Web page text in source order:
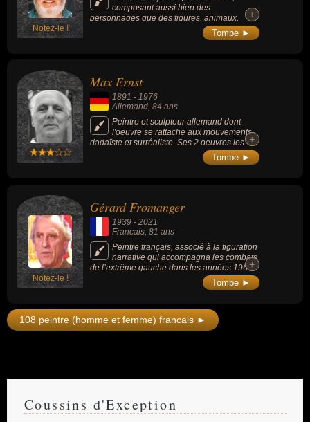
Notez-le !
composant aussi bien des
personnages que des figures, animaux,
nus... et dont les tableaux les plus connues
sont « Tête de Clown » (1950), « Femme au
+
+
Tombe ►
Max Ernst
1891 - 1976
Allemand, 84 ans
Peintre et sculpteur allemand dont
l'oeuvre se rattache aux mouvements
dadaïste et surréaliste. Ses 2 oeuvres les +
connues sont « Le Rossignol chinois »
(1920, photomontage) et « L'Éléphant de
+
+
Tombe ►
Notez-le !
Gérard Fromanger
1939 - 2021
Francais , 81 ans
Peintre français, associé à la figuration
narrative qui accompagna les combats
de l’extrême gauche dans les années 1960+
+
Tombe ►
108 peintre (homme et femme) francais ►
Coussins d'Exception